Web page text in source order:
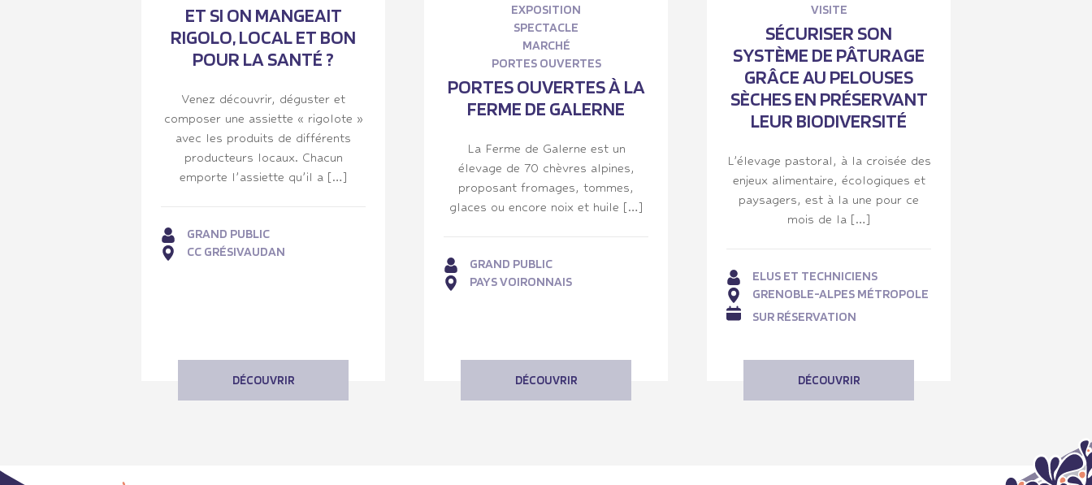
ET SI ON MANGEAIT
RIGOLO, LOCAL ET BON
POUR LA SANTÉ ?
Venez découvrir, déguster et
composer une assiette « rigolote »
avec les produits de différents
producteurs locaux. Chacun
emporte l’assiette qu’il a […]
GRAND PUBLIC
CC GRÉSIVAUDAN
DÉCOUVRIR
EXPOSITION
SPECTACLE
MARCHÉ
PORTES OUVERTES
PORTES OUVERTES À LA
FERME DE GALERNE
La Ferme de Galerne est un
élevage de 70 chèvres alpines,
proposant fromages, tommes,
glaces ou encore noix et huile […]
GRAND PUBLIC
PAYS VOIRONNAIS
DÉCOUVRIR
VISITE
SÉCURISER SON
SYSTÈME DE PÂTURAGE
GRÂCE AU PELOUSES
SÈCHES EN PRÉSERVANT
LEUR BIODIVERSITÉ
L’élevage pastoral, à la croisée des
enjeux alimentaire, écologiques et
paysagers, est à la une pour ce
mois de la […]
ELUS ET TECHNICIENS
GRENOBLE-ALPES MÉTROPOLE
SUR RÉSERVATION
DÉCOUVRIR